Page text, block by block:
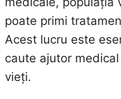
poate primi
Acest lucru este
caute ajutor
vieți.